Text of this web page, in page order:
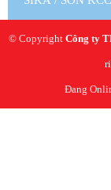
© Copyright Công ty
Đang